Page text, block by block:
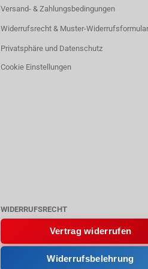
Versand- & Zahlungsbedingungen
Widerrufsrecht & Muster-Widerrufsformular
Privatsphäre und Datenschutz
Cookie Einstellungen
WIDERRUFSRECHT
Vertrag widerrufen
Widerrufsbelehrung